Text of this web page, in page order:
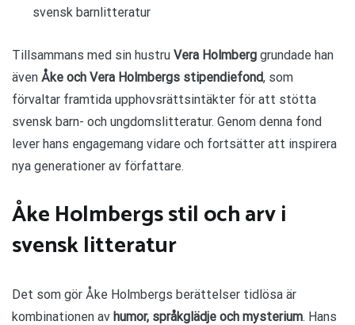
svensk barnlitteratur
Tillsammans med sin hustru Vera Holmberg grundade han
även Åke och Vera Holmbergs stipendiefond, som
förvaltar framtida upphovsrättsintäkter för att stötta
svensk barn- och ungdomslitteratur. Genom denna fond
lever hans engagemang vidare och fortsätter att inspirera
nya generationer av författare.
Åke Holmbergs stil och arv i
svensk litteratur
Det som gör Åke Holmbergs berättelser tidlösa är
kombinationen av humor, språkglädje och mysterium. Hans